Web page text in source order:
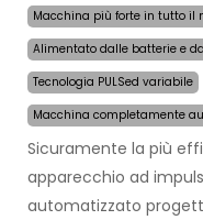
Macchina più forte in tutto il
Alimentato dalle batterie e
Tecnologia PULSed variabile
Macchina completamente
Sicuramente la più
apparecchio ad
automatizzato